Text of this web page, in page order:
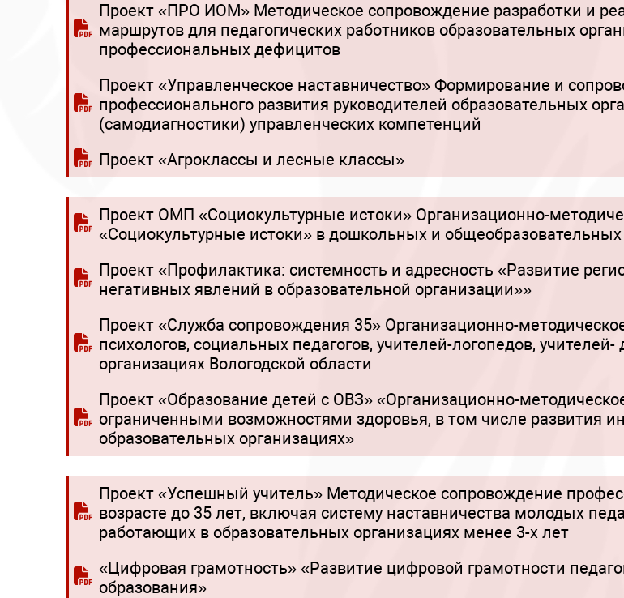
Проект «ПРО ИОМ» Методическое сопровождение разработки и
маршрутов для педагогических работников образовательных
профессиональных дефицитов
Проект «Управленческое наставничество» Формирование и
профессионального развития руководителей образовательных
(самодиагностики) управленческих компетенций
Проект «Агроклассы и лесные классы»
Проект ОМП «Социокультурные истоки» Организационно-
«Социокультурные истоки» в дошкольных и общеобразовательных
Проект «Профилактика: системность и адресность «Развитие
негативных явлений в образовательной организации»»
Проект «Служба сопровождения 35» Организационно-
психологов, социальных педагогов, учителей-логопедов,
организациях Вологодской области
Проект «Образование детей с ОВЗ» «Организационно-
ограниченными возможностями здоровья, в том числе развития
образовательных организациях»
Проект «Успешный учитель» Методическое сопровождение
возрасте до 35 лет, включая систему наставничества молодых
работающих в образовательных организациях менее 3-х лет
«Цифровая грамотность» «Развитие цифровой грамотности
образования»